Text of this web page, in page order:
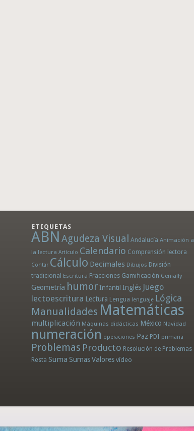
ETIQUETAS
ABN Agudeza Visual Andalucía Animación a
la lectura Artículo Calendario Comprensión lectora
Contar Cálculo Decimales Dibujos División
tradicional Escritura Fracciones Gamificación Genially
Geometría humor Infantil Inglés Juego
lectoescritura Lectura Lengua lenguaje Lógica
Manualidades Matemáticas
multiplicación Máquinas didácticas México Navidad
numeración operaciones Paz PDI primaria
Problemas Producto Resolución de Problemas
Resta Suma SumasValores vídeo